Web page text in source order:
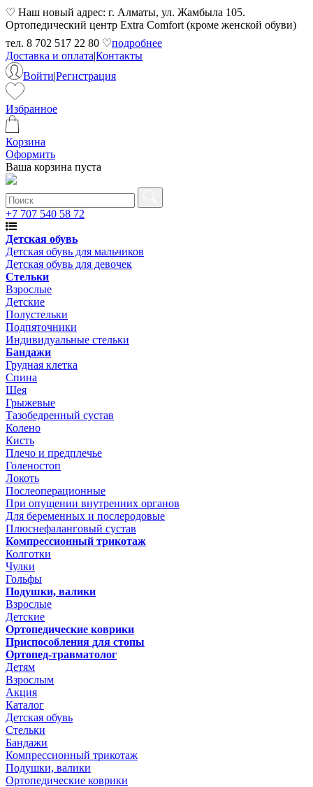
♡ Наш новый адрес: г. Алматы, ул. Жамбыла 105.
Ортопедический центр Extra Comfort (кроме женской обуви)
тел. 8 702 517 22 80 ♡подробнее
Доставка и оплата|Контакты
Войти|Регистрация
Избранное
Корзина
Оформить
Ваша корзина пуста
+7 707 540 58 72
Детская обувь
Детская обувь для мальчиков
Детская обувь для девочек
Стельки
Взрослые
Детские
Полустельки
Подпяточники
Индивидуальные стельки
Бандажи
Грудная клетка
Спина
Шея
Грыжевые
Тазобедренный сустав
Колено
Кисть
Плечо и предплечье
Голеностоп
Локоть
Послеоперационные
При опущении внутренних органов
Для беременных и послеродовые
Плюснефаланговый сустав
Компрессионный трикотаж
Колготки
Чулки
Гольфы
Подушки, валики
Взрослые
Детские
Ортопедические коврики
Приспособления для стопы
Ортопед-травматолог
Детям
Взрослым
Акция
Каталог
Детская обувь
Стельки
Бандажи
Компрессионный трикотаж
Подушки, валики
Ортопедические коврики